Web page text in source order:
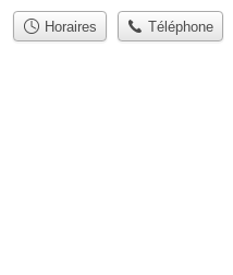
Horaires Téléphone